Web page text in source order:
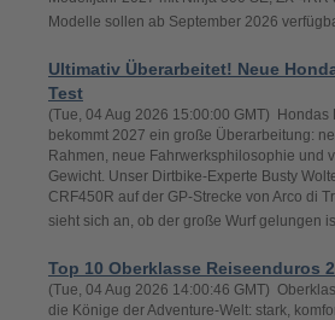
Modelle sollen ab September 2026
Ultimativ Überarbeitet! Neue
Test
(Tue, 04 Aug 2026 15:00:00 GMT) Hondas
bekommt 2027 ein große Überarbeitung:
Rahmen, neue Fahrwerksphilosophie und
Gewicht. Unser Dirtbike-Experte Busty
CRF450R auf der GP-Strecke von Arco di
sieht sich an, ob der große Wurf gelungen
Top 10 Oberklasse Reiseenduros
(Tue, 04 Aug 2026 14:00:46 GMT)
die Könige der Adventure-Welt: stark,